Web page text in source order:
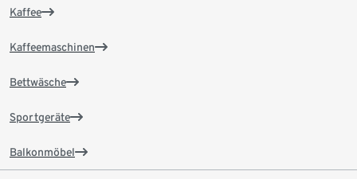
Kaffee
Kaffeemaschinen
Bettwäsche
Sportgeräte
Balkonmöbel